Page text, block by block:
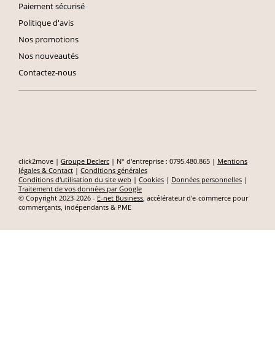
Paiement sécurisé
Politique d'avis
Nos promotions
Nos nouveautés
Contactez-nous
click2move | Groupe Declerc | N° d'entreprise : 0795.480.865 | Mentions
légales & Contact | Conditions générales
Conditions d'utilisation du site web | Cookies | Données personnelles |
Traitement de vos données par Google
© Copyright 2023-2026 - E-net Business , accélérateur d'e-commerce pour
commerçants, indépendants & PME